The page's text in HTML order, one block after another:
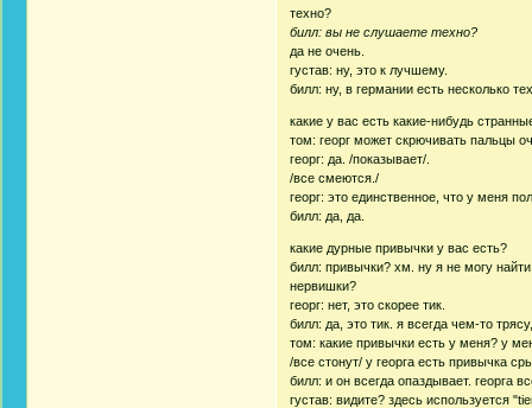
техно?
билл: вы не слушаете техно?
да не очень.
густав: ну, это к лучшему.
билл: ну, в германии есть несколько
какие у вас есть какие-нибудь
том: георг может скрючивать пальцы
георг: да. /показывает/.
/все смеются./
георг: это единственное, что у меня
билл: да, да.
какие дурные привычки у вас есть?
билл: привычки? хм. ну я не могу
нервишки?
георг: нет, это скорее тик.
билл: да, это тик. я всегда чем-то
том: какие привычки есть у меня? у
/все стонут/ у георга есть привычка
билл: и он всегда опаздывает. георга
густав: видите? здесь используется